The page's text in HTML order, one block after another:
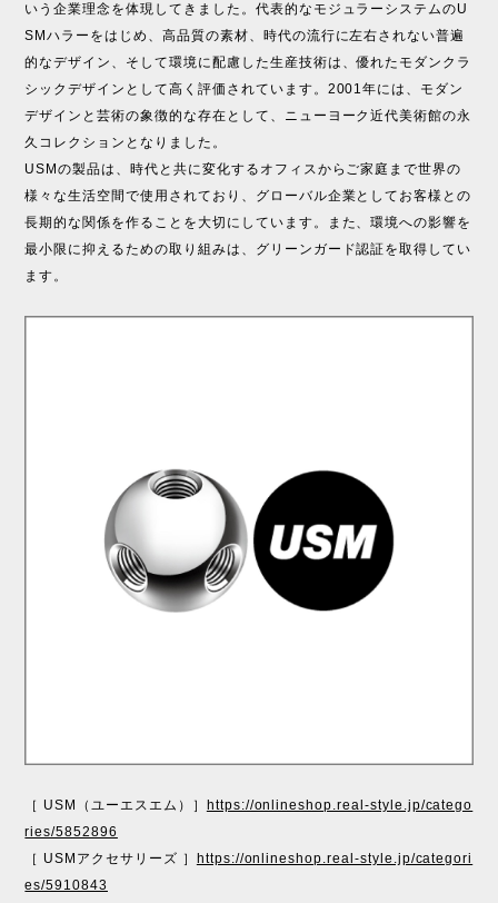
いう企業理念を体現してきました。代表的なモジュラーシステムのU
SMハラーをはじめ、高品質の素材、時代の流行に左右されない普遍
的なデザイン、そして環境に配慮した生産技術は、優れたモダンクラ
シックデザインとして高く評価されています。2001年には、モダン
デザインと芸術の象徴的な存在として、ニューヨーク近代美術館の永
久コレクションとなりました。
USMの製品は、時代と共に変化するオフィスからご家庭まで世界の
様々な生活空間で使用されており、グローバル企業としてお客様との
長期的な関係を作ることを大切にしています。また、環境への影響を
最小限に抑えるための取り組みは、グリーンガード認証を取得してい
ます。
［ USM（ユーエスエム）］ https://onlineshop.real-style.jp/catego
ries/5852896
［ USMアクセサリーズ ］ https://onlineshop.real-style.jp/categori
es/5910843